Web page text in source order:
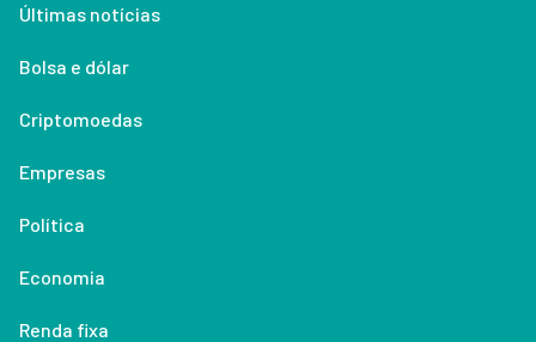
Últimas notícias
Bolsa e dólar
Criptomoedas
Empresas
Política
Economia
Renda fixa